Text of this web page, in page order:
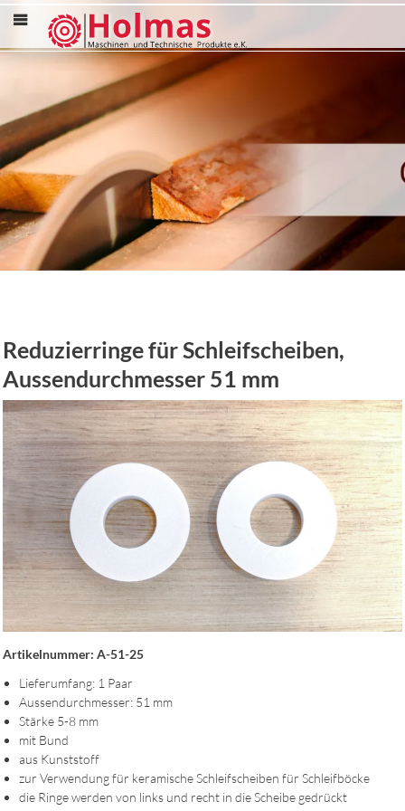
Menü
Reduzierringe für Schleifscheiben,
Aussendurchmesser 51 mm
Artikelnummer: A-51-25
Lieferumfang: 1 Paar
Aussendurchmesser: 51 mm
Stärke 5-8 mm
mit Bund
aus Kunststoff
zur Verwendung für keramische Schleifscheiben für Schleifböcke
die Ringe werden von links und recht in die Scheibe gedrückt